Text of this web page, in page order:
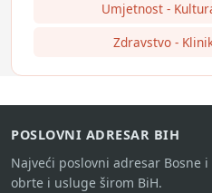
Umjetnost -
Zdravstvo -
POSLOVNI ADRESAR BIH
Najveći poslovni adresar Bosne
obrte i usluge širom BiH.